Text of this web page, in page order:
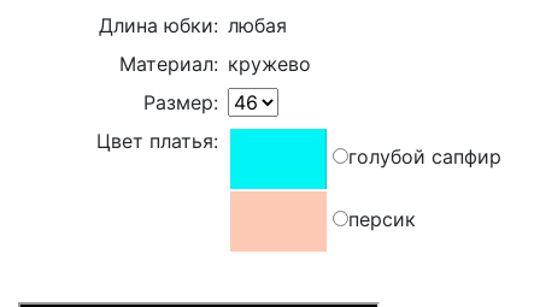
Длина юбки: любая
Материал: кружево
Размер:
Цвет платья:
голубой сапфир
персик